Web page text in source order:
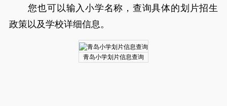
您也可以输入小学名称，查询具体的划片招生
政策以及学校详细信息。
青岛小学划片信息查询